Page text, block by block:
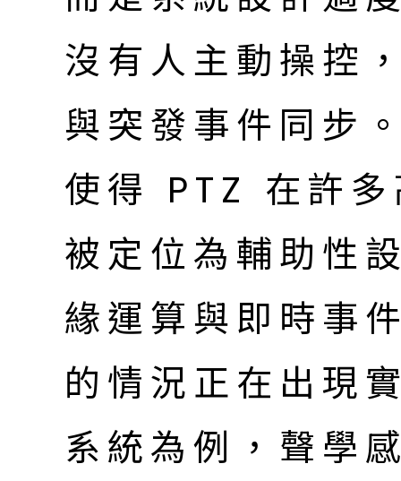
沒有人主動操控
與突發事件同步
使得 PTZ 在許
被定位為輔助性
緣運算與即時事
的情況正在出現
系統為例，聲學